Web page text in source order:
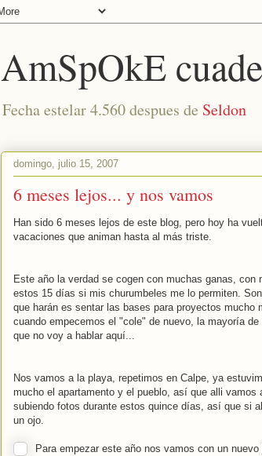
AmSpOkE
Fecha estelar 4.560 despues de Seldon
domingo, julio 15, 2007
6 meses lejos... y nos vamos
Han sido 6 meses lejos de este blog, pero hoy ha
vacaciones que animan hasta al más triste.
Este año la verdad se cogen con muchas ganas,
estos 15 días si mis churumbeles me lo permiten.
que harán es sentar las bases para proyectos mucho
cuando empecemos el "cole" de nuevo, la mayoría
que no voy a hablar aquí...
Nos vamos a la playa, repetimos en Calpe, ya
mucho el apartamento y el pueblo, así que alli vamos
subiendo fotos durante estos quince días, así que si
un ojo.
Para empezar este año nos vamos con un